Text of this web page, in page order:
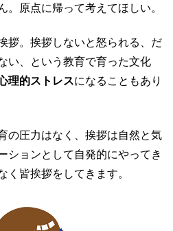
。原点に帰って考えてほしい。
拶。挨拶しないと怒られる、だ
い、という教育で育った文化
理的ストレスになることもあり
の圧力はなく、挨拶は自然と気
ションとして自発的にやってき
く皆挨拶をしてきます。